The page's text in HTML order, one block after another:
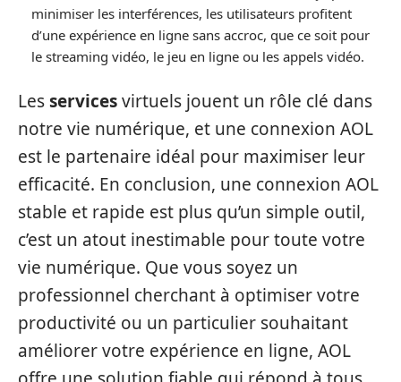
minimiser les interférences, les utilisateurs profitent
d’une expérience en ligne sans accroc, que ce soit pour
le streaming vidéo, le jeu en ligne ou les appels vidéo.
Lesservicesvirtuels jouent un rôle clé dans
notre vie numérique, et une connexion AOL
est le partenaire idéal pour maximiser leur
efficacité. En conclusion, une connexion AOL
stable et rapide est plus qu’un simple outil,
c’est un atout inestimable pour toute votre
vie numérique. Que vous soyez un
professionnel cherchant à optimiser votre
productivité ou un particulier souhaitant
améliorer votre expérience en ligne, AOL